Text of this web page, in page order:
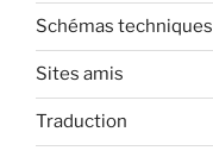
Schémas techniques
Sites amis
Traduction